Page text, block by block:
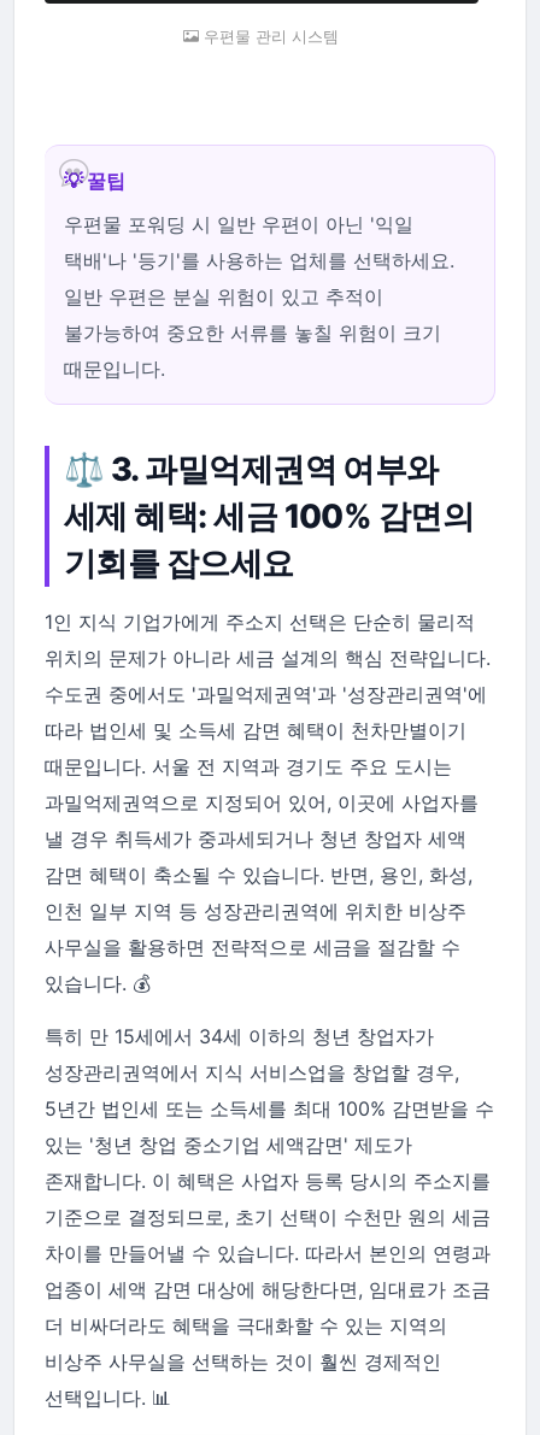
우편물 관리 시스템
💡 꿀팁
우편물 포워딩 시 일반 우편이 아닌 '익일
택배'나 '등기'를 사용하는 업체를 선택하세요.
일반 우편은 분실 위험이 있고 추적이
불가능하여 중요한 서류를 놓칠 위험이 크기
때문입니다.
⚖️ 3. 과밀억제권역 여부와
세제 혜택: 세금 100% 감면의
기회를 잡으세요
1인 지식 기업가에게 주소지 선택은 단순히 물리적
위치의 문제가 아니라 세금 설계의 핵심 전략입니다.
수도권 중에서도 '과밀억제권역'과 '성장관리권역'에
따라 법인세 및 소득세 감면 혜택이 천차만별이기
때문입니다. 서울 전 지역과 경기도 주요 도시는
과밀억제권역으로 지정되어 있어, 이곳에 사업자를
낼 경우 취득세가 중과세되거나 청년 창업자 세액
감면 혜택이 축소될 수 있습니다. 반면, 용인, 화성,
인천 일부 지역 등 성장관리권역에 위치한 비상주
사무실을 활용하면 전략적으로 세금을 절감할 수
있습니다. 💰
특히 만 15세에서 34세 이하의 청년 창업자가
성장관리권역에서 지식 서비스업을 창업할 경우,
5년간 법인세 또는 소득세를 최대 100% 감면받을 수
있는 '청년 창업 중소기업 세액감면' 제도가
존재합니다. 이 혜택은 사업자 등록 당시의 주소지를
기준으로 결정되므로, 초기 선택이 수천만 원의 세금
차이를 만들어낼 수 있습니다. 따라서 본인의 연령과
업종이 세액 감면 대상에 해당한다면, 임대료가 조금
더 비싸더라도 혜택을 극대화할 수 있는 지역의
비상주 사무실을 선택하는 것이 훨씬 경제적인
선택입니다. 📊